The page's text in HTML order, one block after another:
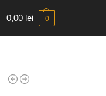
0,00 lei 0